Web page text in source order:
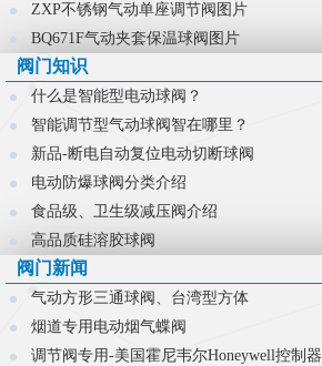
ZXP不锈钢气动单座调节阀图片
BQ671F气动夹套保温球阀图片
阀门知识
什么是智能型电动球阀？
智能调节型气动球阀智在哪里？
新品-断电自动复位电动切断球阀
电动防爆球阀分类介绍
食品级、卫生级减压阀介绍
高品质硅溶胶球阀
阀门新闻
气动方形三通球阀、台湾型方体
烟道专用电动烟气蝶阀
调节阀专用-美国霍尼韦尔Honeywell控制器